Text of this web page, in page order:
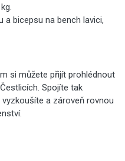
a bicepsu na bench lavici,
si můžete přijít prohlédnout
Spojíte tak
a zároveň rovnou